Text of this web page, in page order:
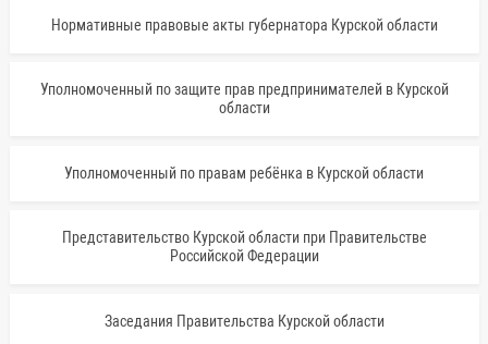
Нормативные правовые акты губернатора Курской области
Уполномоченный по защите прав предпринимателей в Курской
области
Уполномоченный по правам ребёнка в Курской области
Представительство Курской области при Правительстве
Российской Федерации
Заседания Правительства Курской области